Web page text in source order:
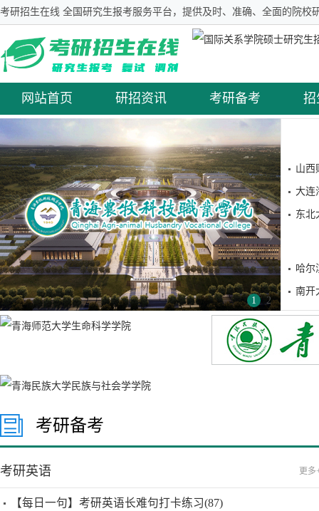
考研招生在线 全国研究生报考服务平台，提供及时、准确、全面的院校
网站首页 研招资讯 考研备考 招
1 2
山西
大连
东北
哈尔
南开
考研备考
考研英语 更多
【每日一句】考研英语长难句打卡练习(87)